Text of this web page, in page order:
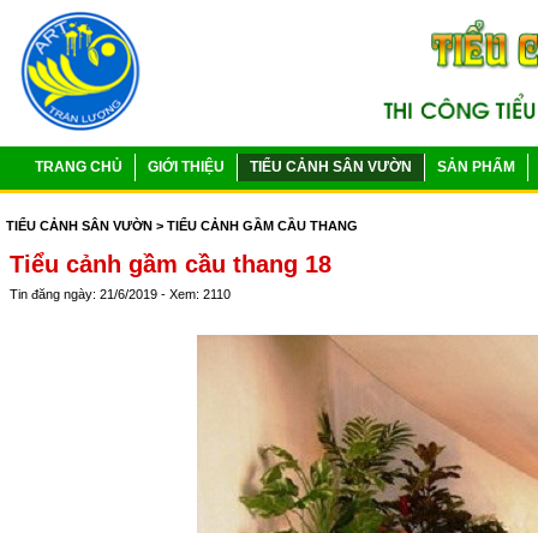
TRANG CHỦ GIỚI THIỆU TIỂU CẢNH SÂN VƯỜN SẢN PHẨM
TIỂU CẢNH SÂN VƯỜN > TIỂU CẢNH GẦM CẦU THANG
Tiểu cảnh gầm cầu thang 18
Tin đăng ngày: 21/6/2019 - Xem: 2110